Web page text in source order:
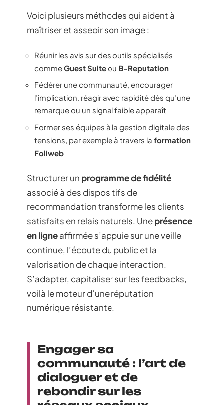
Voici plusieurs méthodes qui aident à
maîtriser et asseoir son image :
Réunir les avis sur des outils spécialisés
commeGuest Suiteou B-Reputation
Fédérer une communauté, encourager
l’implication, réagir avec rapidité dès qu’une
remarque ou un signal faible apparaît
Former ses équipes à la gestion digitale des
tensions, par exemple à travers la formation
Foliweb
Structurer un programme de fidélité
associé à des dispositifs de
recommandation transforme les clients
satisfaits en relais naturels. Uneprésence
en ligneaffirmée s’appuie sur une veille
continue, l’écoute du public et la
valorisation de chaque interaction.
S’adapter, capitaliser sur les feedbacks,
voilà le moteur d’une réputation
numérique résistante.